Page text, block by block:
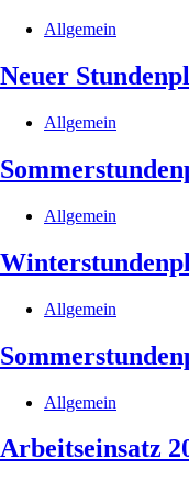
Allgemein
Neuer
Allgemein
Allgemein
Allgemein
Allgemein
Arbeitseinsatz